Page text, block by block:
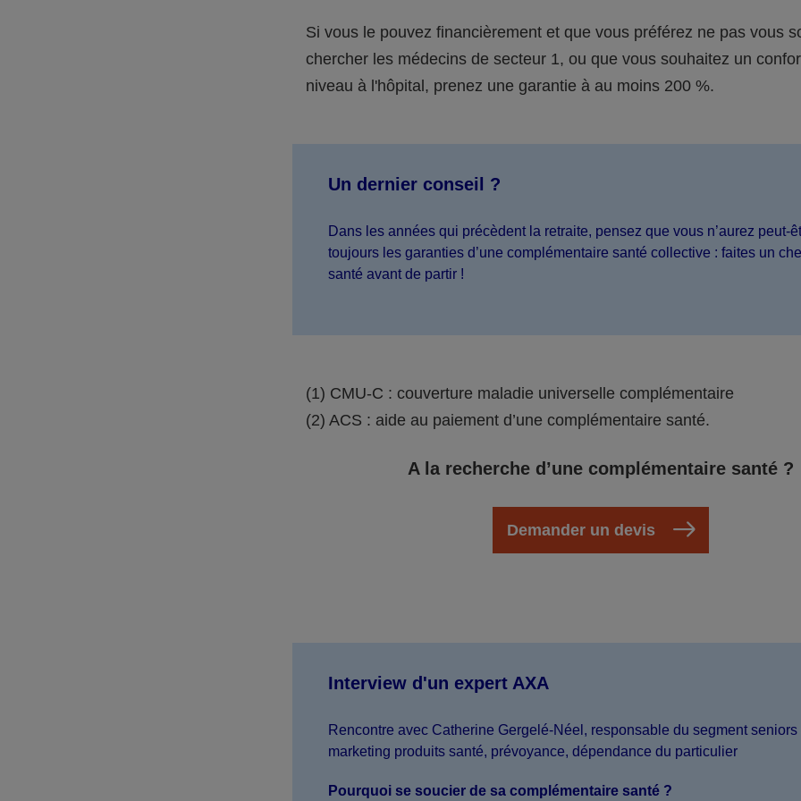
Si vous le pouvez financièrement et que vous préférez ne pas vous
chercher les médecins de secteur 1, ou que vous souhaitez un
niveau à l'hôpital, prenez une garantie à au moins 200 %.
Un dernier conseil ?
Dans les années qui précèdent la retraite, pensez que vous n’aurez peut-
toujours les garanties d’une complémentaire santé collective : faites un
santé avant de partir !
(1) CMU-C : couverture maladie universelle complémentaire
(2) ACS : aide au paiement d’une complémentaire santé.
A la recherche d’une complémentaire santé ?
Demander un devis
Interview d'un expert AXA
Rencontre avec Catherine Gergelé-Néel, responsable du segment seniors
marketing produits santé, prévoyance, dépendance du particulier
Pourquoi se soucier de sa complémentaire santé ?